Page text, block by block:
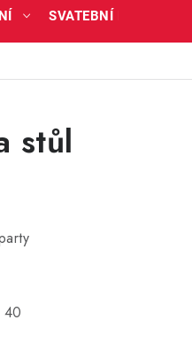
SVATEBNÍ DOPLŇKY
stůl
40